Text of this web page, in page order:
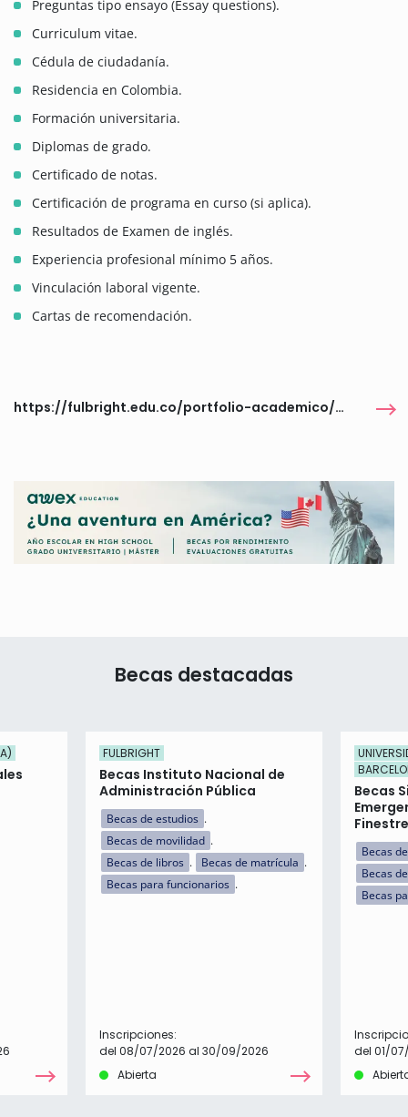
Preguntas tipo ensayo (Essay questions).
Curriculum vitae.
Cédula de ciudadanía.
Residencia en Colombia.
Formación universitaria.
Diplomas de grado.
Certificado de notas.
Certificación de programa en curso (si aplica).
Resultados de Examen de inglés.
Experiencia profesional mínimo 5 años.
Vinculación laboral vigente.
Cartas de recomendación.
https://fulbright.edu.co/portfolio-academico/hubert-h-humphrey-fellowship-program/#beneficios
Becas destacadas
FULBRIGHT
Becas Instituto Nacional de
Administración Pública
Becas de estudios
Becas de movilidad
Becas de libros
Becas de matrícula
Becas para funcionarios
Inscripciones:
del 08/07/2026 al 30/09/2026
Abierta
Becas
Becas
Becas
Becas
del 01/